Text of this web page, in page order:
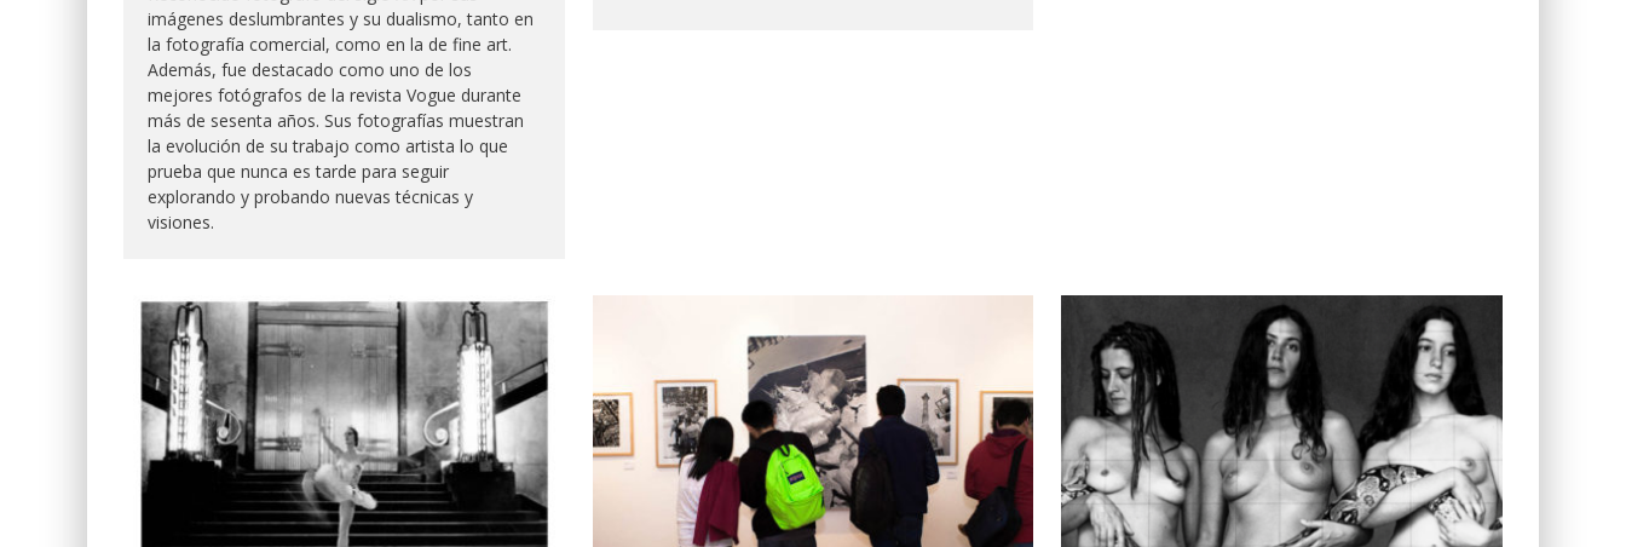
imágenes deslumbrantes y su dualismo, tanto en
la fotografía comercial, como en la de fine art.
Además, fue destacado como uno de los
mejores fotógrafos de la revista Vogue durante
más de sesenta años. Sus fotografías muestran
la evolución de su trabajo como artista lo que
prueba que nunca es tarde para seguir
explorando y probando nuevas técnicas y
visiones.